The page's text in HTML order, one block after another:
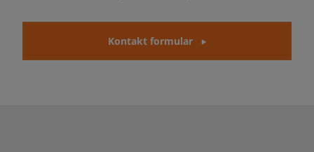
Kontakt formular